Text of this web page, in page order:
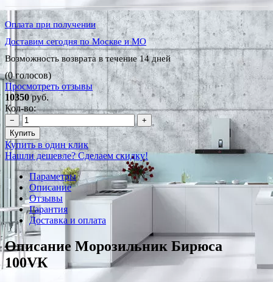
Оплата при получении
Доставим сегодня по Москве и МО
Возможность возврата в течение 14 дней
(0 голосов)
Просмотреть отзывы
10350руб.
Кол-во:
−
+
Купить
Купить в один клик
Нашли дешевле? Сделаем скидку!
Параметры
Описание
Отзывы
Гарантия
Доставка и оплата
Описание Морозильник Бирюса
100VК